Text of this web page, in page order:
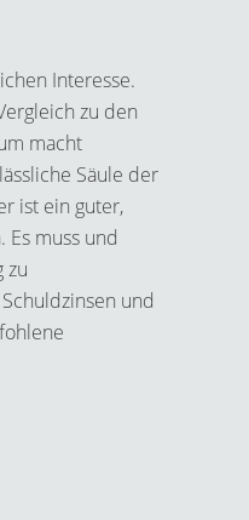
Interesse.
zu den
macht
Säule der
ist ein guter,
muss und
zu
und